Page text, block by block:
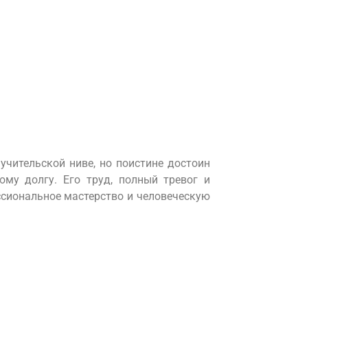
ниве, но поистине достоин
долгу. Его труд, полный тревог и
мастерство и человеческую